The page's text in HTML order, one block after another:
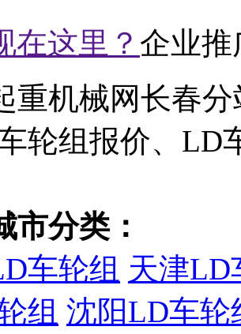
在这里？ 企业推
重机械网长春
轮组报价、LD
市分类：
车轮组 天津LD
组 沈阳LD车轮